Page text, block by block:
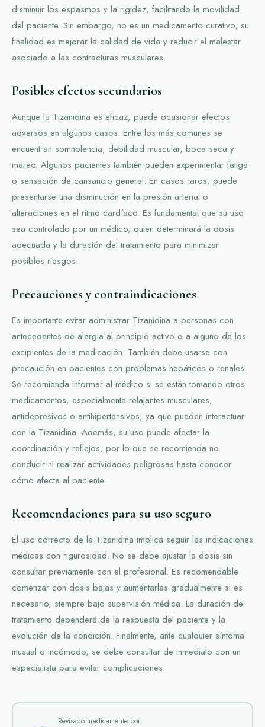
disminuir los espasmos y la rigidez, facilitando la movilidad
del paciente. Sin embargo, no es un medicamento curativo; su
finalidad es mejorar la calidad de vida y reducir el malestar
asociado a las contracturas musculares.
Posibles efectos secundarios
Aunque la Tizanidina es eficaz, puede ocasionar efectos
adversos en algunos casos. Entre los más comunes se
encuentran somnolencia, debilidad muscular, boca seca y
mareo. Algunos pacientes también pueden experimentar fatiga
o sensación de cansancio general. En casos raros, puede
presentarse una disminución en la presión arterial o
alteraciones en el ritmo cardíaco. Es fundamental que su uso
sea controlado por un médico, quien determinará la dosis
adecuada y la duración del tratamiento para minimizar
posibles riesgos.
Precauciones y contraindicaciones
Es importante evitar administrar Tizanidina a personas con
antecedentes de alergia al principio activo o a alguno de los
excipientes de la medicación. También debe usarse con
precaución en pacientes con problemas hepáticos o renales.
Se recomienda informar al médico si se están tomando otros
medicamentos, especialmente relajantes musculares,
antidepresivos o antihipertensivos, ya que pueden interactuar
con la Tizanidina. Además, su uso puede afectar la
coordinación y reflejos, por lo que se recomienda no
conducir ni realizar actividades peligrosas hasta conocer
cómo afecta al paciente.
Recomendaciones para su uso seguro
El uso correcto de la Tizanidina implica seguir las indicaciones
médicas con rigurosidad. No se debe ajustar la dosis sin
consultar previamente con el profesional. Es recomendable
comenzar con dosis bajas y aumentarlas gradualmente si es
necesario, siempre bajo supervisión médica. La duración del
tratamiento dependerá de la respuesta del paciente y la
evolución de la condición. Finalmente, ante cualquier síntoma
inusual o incómodo, se debe consultar de inmediato con un
especialista para evitar complicaciones.
Revisado médicamente por